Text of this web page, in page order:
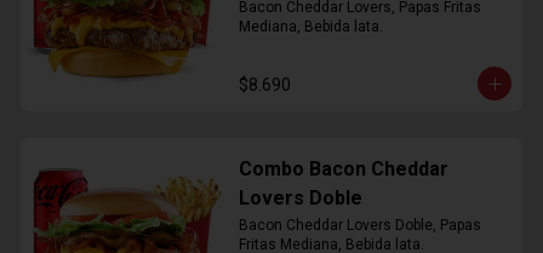
Bacon Cheddar Lovers, Papas Fritas
Mediana, Bebida lata.
$8.690
Combo Bacon Cheddar
Lovers Doble
Bacon Cheddar Lovers Doble, Papas
Fritas Mediana, Bebida lata.